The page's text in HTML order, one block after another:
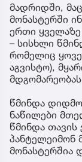
მადრიდში,
მონასტერში
ერთი
– სისხლი
რომელიც
აგვისტო),
წმინდა
ნაწილები
წმინდა
პანტელეიმონ
მონასტერშია